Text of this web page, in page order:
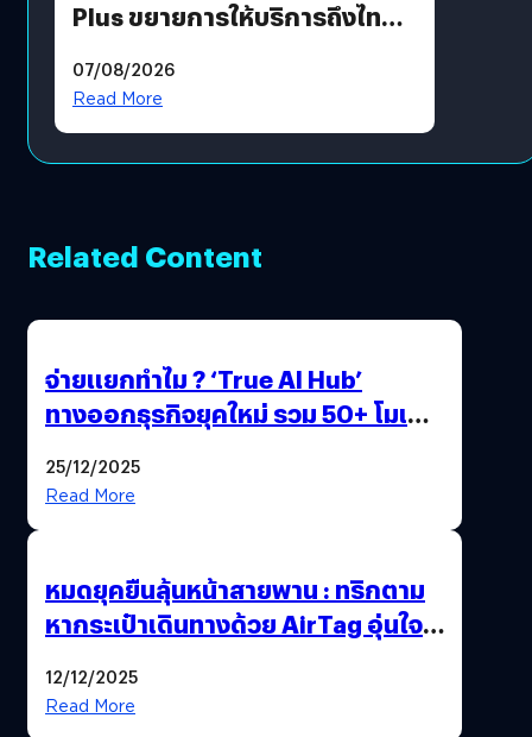
Plus ขยายการให้บริการถึงไทย
โดยตรง
07/08/2026
Read More
Related Content
จ่ายแยกทำไม ? ‘True AI Hub’
ทางออกธุรกิจยุคใหม่ รวม 50+ โมเดล
25/12/2025
Read More
หมดยุคยืนลุ้นหน้าสายพาน : ทริกตาม
หากระเป๋าเดินทางด้วย AirTag อุ่นใจ
12/12/2025
Read More